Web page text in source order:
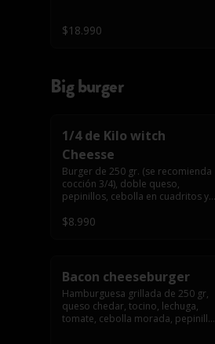
$18.990
Big burger
1/4 de Kilo witch
Cheesse
Burger de 250 gr. (se recomienda
cocción 3/4), doble queso,
pepinillos, cebolla en cuadritos y
$8.990
Bacon cheeseburger
Hamburguesa grillada de 250 gr,
queso chedar, tocino, lechuga,
tomate, cebolla morada, pepinillo